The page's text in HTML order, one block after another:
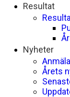
Resultat
Nyheter
Årets